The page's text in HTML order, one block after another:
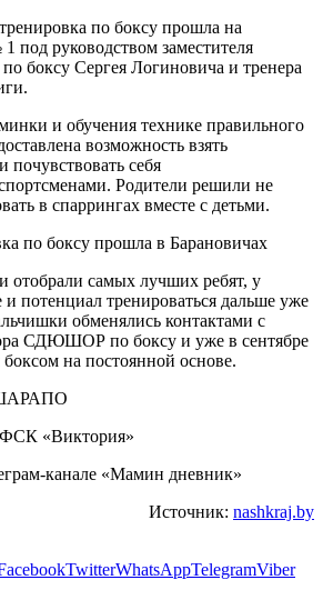
по боксу прошла на
под руководством заместителя
боксу Сергея Логиновича и тренера
и обучения технике правильного
возможность взять
почувствовать себя
Родители решили не
в спаррингах вместе с детьми.
отобрали самых лучших ребят, у
и потенциал тренироваться дальше уже
обменялись контактами с
СДЮШОР по боксу и уже в сентябре
на постоянной основе.
ШАРАПО
«Виктория»
канале «Мамин дневник»
Источник: nashkraj.by
TwitterWhatsAppTelegramViber